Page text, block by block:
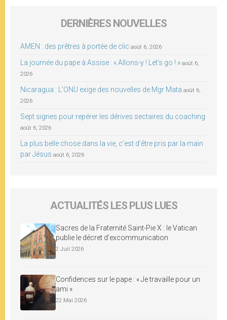
DERNIÈRES NOUVELLES
AMEN : des prêtres à portée de clic août 6, 2026
La journée du pape à Assise : « Allons-y ! Let’s go ! » août 6,
2026
Nicaragua : L’ONU exige des nouvelles de Mgr Mata août 6,
2026
Sept signes pour repérer les dérives sectaires du coaching
août 6, 2026
La plus belle chose dans la vie, c’est d’être pris par la main
par Jésus août 6, 2026
ACTUALITÉS LES PLUS LUES
Sacres de la Fraternité Saint-Pie X : le Vatican
publie le décret d’excommunication
2 Juil 2026
Confidences sur le pape : « Je travaille pour un
ami »
22 Mai 2026